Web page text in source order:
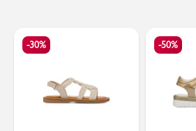
-30% -50%